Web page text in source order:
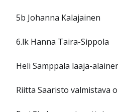
5b Johanna Kalajainen
6.lk Hanna Taira-Sippola
Heli Samppala laaja-
Riitta Saaristo valmistava